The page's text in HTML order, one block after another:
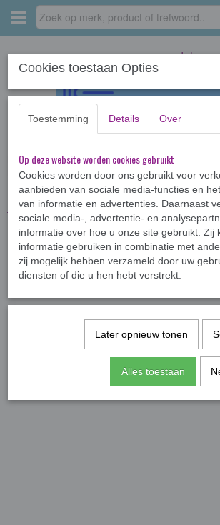
Home › Jeugdboeken >12jr › Diverse jeugdboeken
Katoren
Cookies toestaan Opties
Toestemming Details Over
Op deze website worden cookies gebruikt
Cookies worden door ons gebruikt voor
aanbieden van sociale media-functies en
van informatie en advertenties. Daarnaast
sociale media-, advertentie- en
informatie over hoe u onze site gebruikt. Zij
informatie gebruiken in combinatie met
zij mogelijk hebben verzameld door uw
diensten of die u hen hebt verstrekt.
Later opnieuw tonen
Alles toestaan